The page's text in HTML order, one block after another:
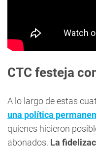
CTC festeja
A lo largo de estas
una política
quienes hicieron
abonados. La